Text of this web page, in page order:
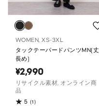
WOMEN, XS-3XL
タックテーパードパンツMN(丈
長め)
¥2,990
リサイクル素材, オンライン商
品
5 (1)